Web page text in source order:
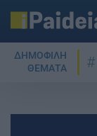
ΔΗΜΟΦΙΛΗ
ΘΕΜΑΤΑ